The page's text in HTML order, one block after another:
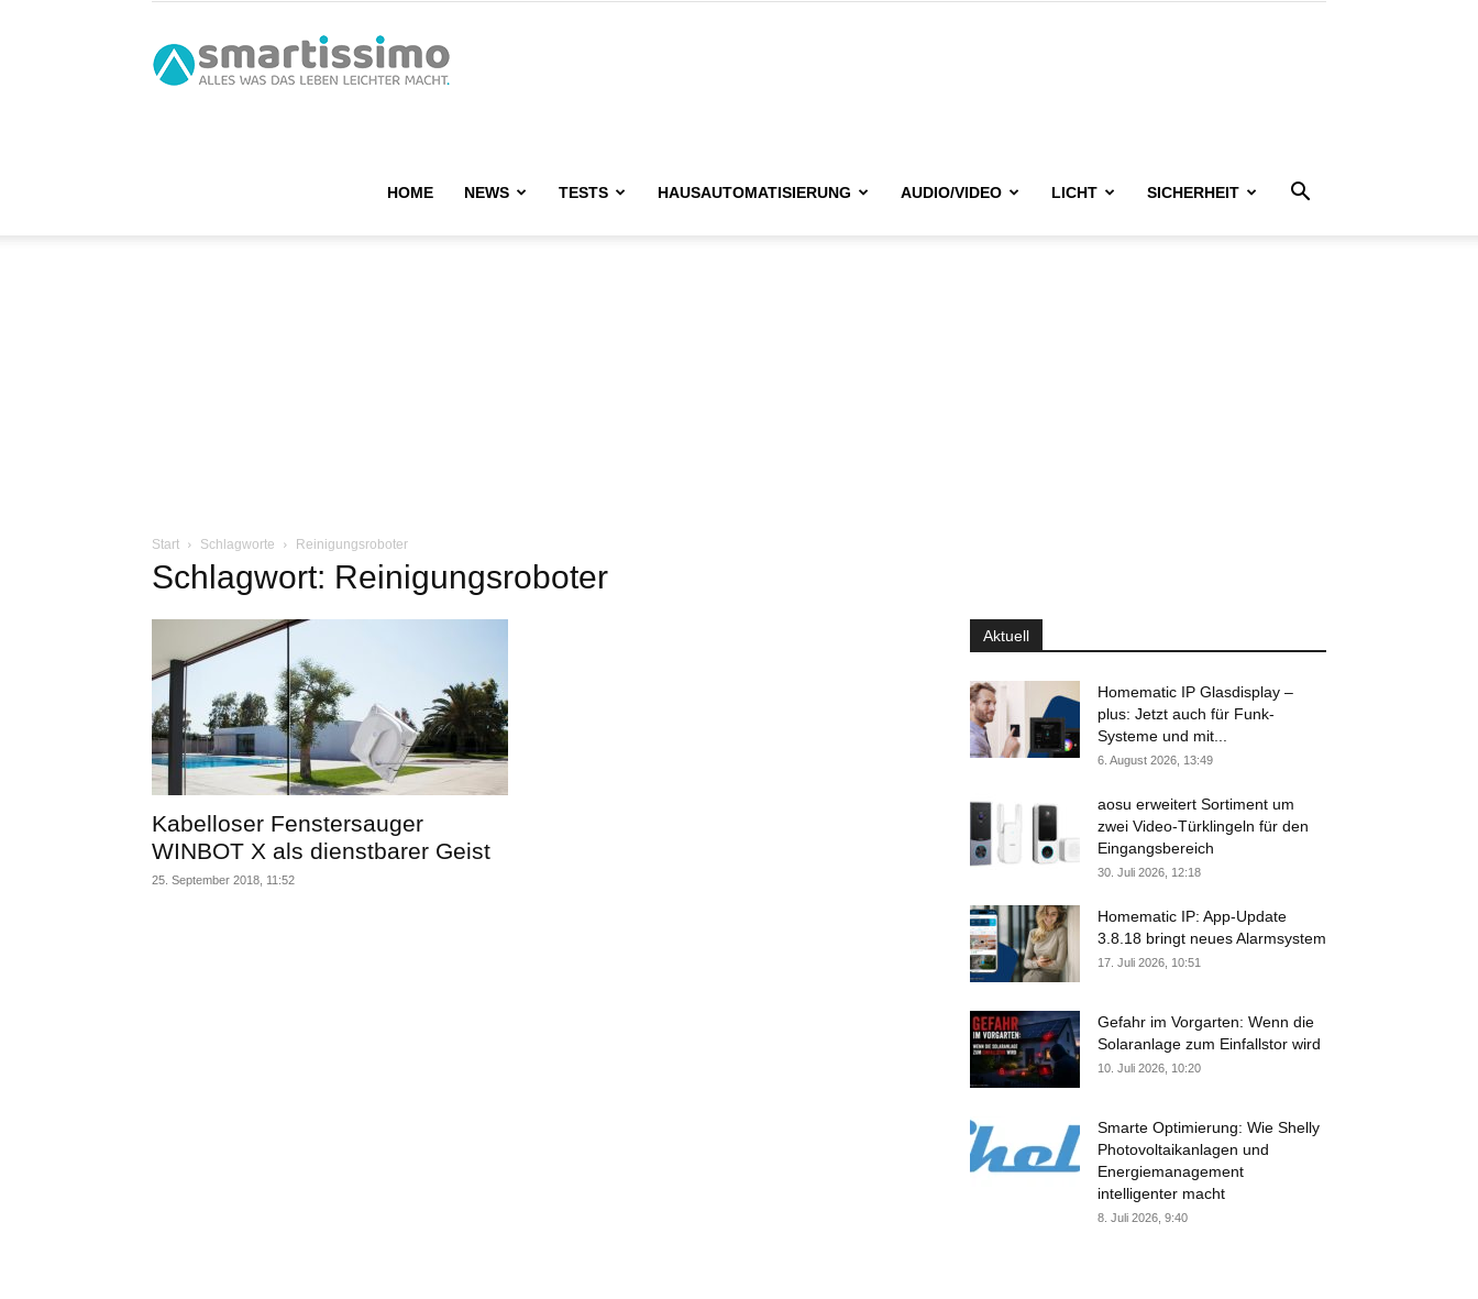
HOME NEWS TESTS HAUSAUTOMATISIERUNG AUDIO/VIDEO LICHT SICHERHEIT
Start Schlagworte Reinigungsroboter
Schlagwort: Reinigungsroboter
Kabelloser Fenstersauger
WINBOT X als dienstbarer Geist
25. September 2018, 11:52
Aktuell
Homematic IP Glasdisplay –
plus: Jetzt auch für Funk-
Systeme und mit...
6. August 2026, 13:49
aosu erweitert Sortiment um
zwei Video-Türklingeln für den
Eingangsbereich
30. Juli 2026, 12:18
Homematic IP: App-Update
3.8.18 bringt neues Alarmsystem
17. Juli 2026, 10:51
Gefahr im Vorgarten: Wenn die
Solaranlage zum Einfallstor wird
10. Juli 2026, 10:20
Smarte Optimierung: Wie Shelly
Photovoltaikanlagen und
Energiemanagement
intelligenter macht
8. Juli 2026, 9:40